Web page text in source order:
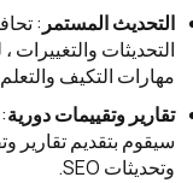
التحديث المستمر :
التحديثات
مهارات التكيف
تقارير وتقييمات دورية
سيقوم بتقديم تقارير
وتحديثات SEO.